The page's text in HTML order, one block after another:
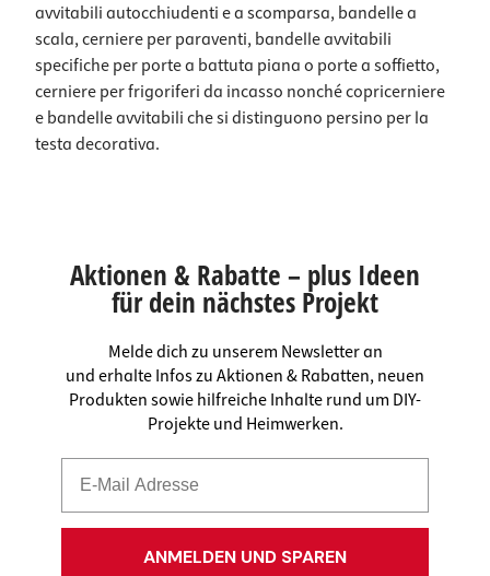
avvitabili autocchiudenti e a scomparsa, bandelle a
scala, cerniere per paraventi, bandelle avvitabili
specifiche per porte a battuta piana o porte a soffietto,
cerniere per frigoriferi da incasso nonché copricerniere
e bandelle avvitabili che si distinguono persino per la
testa decorativa.
Aktionen & Rabatte – plus Ideen
für dein nächstes Projekt
Melde dich zu unserem Newsletter an
und erhalte Infos zu Aktionen & Rabatten, neuen
Produkten sowie hilfreiche Inhalte rund um DIY-
Projekte und Heimwerken.
ANMELDEN UND SPAREN